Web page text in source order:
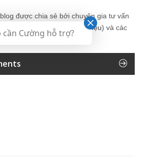
được chia sẻ bởi chuyên gia tư vấn
Hùng Cường (
giới thiệu) và các
cộng đồng Nhân sự.
cần Cường hỗ trợ?